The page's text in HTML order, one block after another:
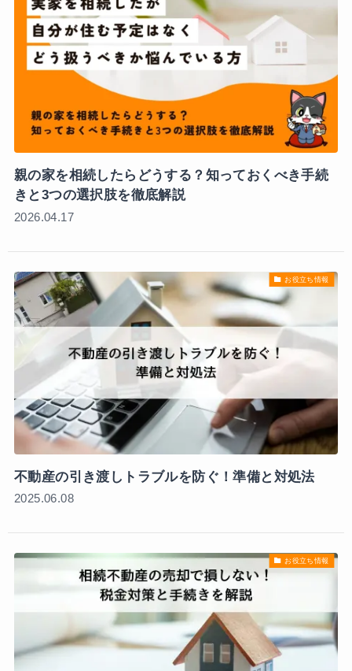
親の家を相続したらどうする？知っておくべき手続
きと3つの選択肢を徹底解説
2026.04.17
お役立ち情報
不動産の引き渡しトラブルを防ぐ！準備と対処法
2025.06.08
お役立ち情報